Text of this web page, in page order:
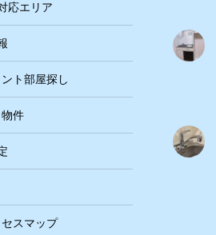
応エリア
ト部屋探し
件
スマップ